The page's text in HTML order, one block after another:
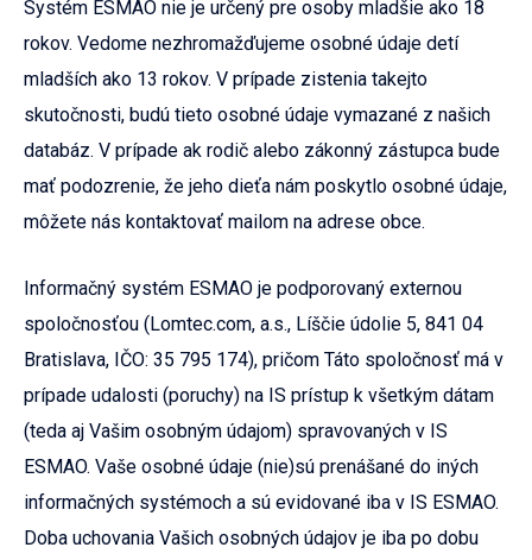
Systém ESMAO nie je určený pre osoby mladšie ako 18
rokov. Vedome nezhromažďujeme osobné údaje detí
mladších ako 13 rokov. V prípade zistenia takejto
skutočnosti, budú tieto osobné údaje vymazané z našich
databáz. V prípade ak rodič alebo zákonný zástupca bude
mať podozrenie, že jeho dieťa nám poskytlo osobné údaje,
môžete nás kontaktovať mailom na adrese obce.
Informačný systém ESMAO je podporovaný externou
spoločnosťou (Lomtec.com, a.s., Líščie údolie 5, 841 04
Bratislava, IČO: 35 795 174), pričom Táto spoločnosť má v
prípade udalosti (poruchy) na IS prístup k všetkým dátam
(teda aj Vašim osobným údajom) spravovaných v IS
ESMAO. Vaše osobné údaje (nie)sú prenášané do iných
informačných systémoch a sú evidované iba v IS ESMAO.
Doba uchovania Vašich osobných údajov je iba po dobu